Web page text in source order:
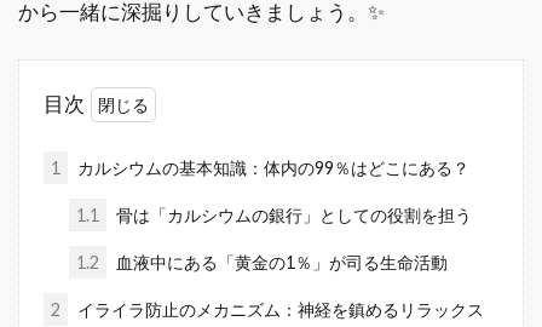
から一緒に深掘りしていきましょう。✨
目次
1 カルシウムの基本知識：体内の99％はどこにある？
1.1 骨は「カルシウムの銀行」としての役割を担う
1.2 血液中にある「黄金の1％」が司る生命活動
2
イライラ防止のメカニズム：神経を鎮めるリラックス